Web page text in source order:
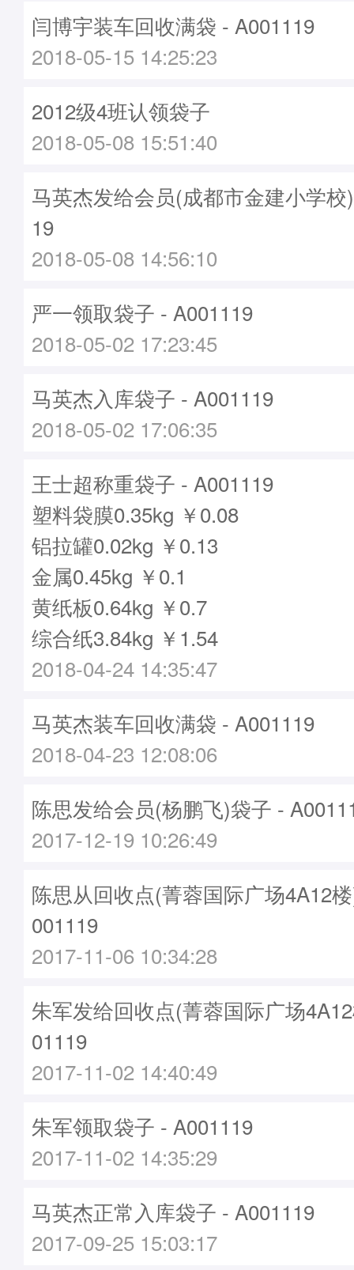
闫博宇装车回收满袋 - A001119
2018-05-15 14:25:23
2012级4班认领袋子
2018-05-08 15:51:40
马英杰发给会员(成都市金建小学
19
2018-05-08 14:56:10
严一领取袋子 - A001119
2018-05-02 17:23:45
马英杰入库袋子 - A001119
2018-05-02 17:06:35
王士超称重袋子 - A001119
塑料袋膜0.35kg ￥0.08
铝拉罐0.02kg ￥0.13
金属0.45kg ￥0.1
黄纸板0.64kg ￥0.7
综合纸3.84kg ￥1.54
2018-04-24 14:35:47
马英杰装车回收满袋 - A001119
2018-04-23 12:08:06
陈思发给会员(杨鹏飞)袋子 -
2017-12-19 10:26:49
陈思从回收点(菁蓉国际广场4A12
001119
2017-11-06 10:34:28
朱军发给回收点(菁蓉国际广场
01119
2017-11-02 14:40:49
朱军领取袋子 - A001119
2017-11-02 14:35:29
马英杰正常入库袋子 - A001119
2017-09-25 15:03:17